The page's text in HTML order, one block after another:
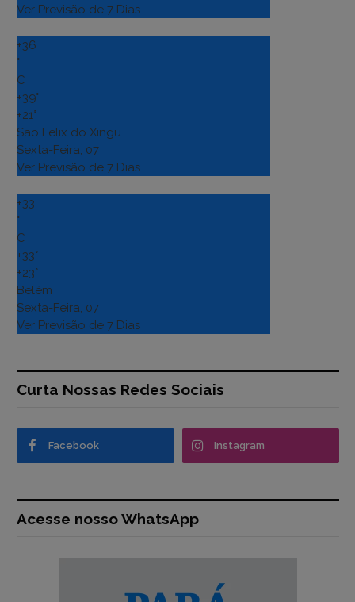
Ver Previsão de 7 Dias
+36
°
C
+39°
+21°
Sao Felix do Xingu
Sexta-Feira, 07
Ver Previsão de 7 Dias
+33
°
C
+33°
+23°
Belém
Sexta-Feira, 07
Ver Previsão de 7 Dias
Curta Nossas Redes Sociais
Facebook Instagram
Acesse nosso WhatsApp